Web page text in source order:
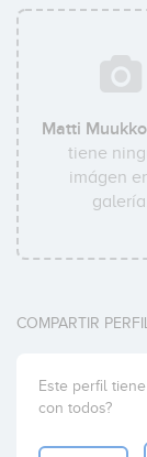
Matti
tiene
imágen
COMPARTIR
Este perfil
con todos?